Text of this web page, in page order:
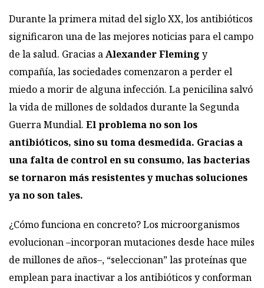
Durante la primera mitad del siglo XX, los antibióticos
significaron una de las mejores noticias para el campo
de la salud. Gracias aAlexander Fleming y
compañía, las sociedades comenzaron a perder el
miedo a morir de alguna infección. La penicilina salvó
la vida de millones de soldados durante la Segunda
Guerra Mundial. El problema no son los
antibióticos, sino su toma desmedida. Gracias a
una falta de control en su consumo, las bacterias
se tornaron más resistentes y muchas soluciones
ya no son tales.
¿Cómo funciona en concreto? Los microorganismos
evolucionan –incorporan mutaciones desde hace miles
de millones de años–, “seleccionan” las proteínas que
emplean para inactivar a los antibióticos y conforman